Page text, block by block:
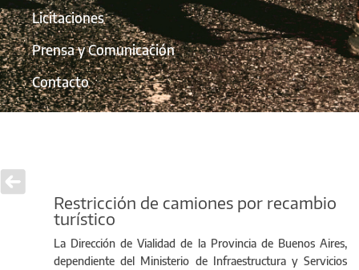
Licitaciones
Prensa y Comunicación
Contacto
Restricción de camiones por recambio
turístico
La Dirección de Vialidad de la Provincia de Buenos Aires,
dependiente del Ministerio de Infraestructura y Servicios